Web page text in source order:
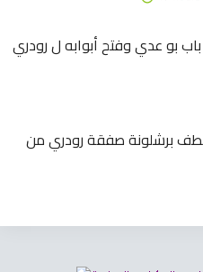
باب بو عدي وفتح أبوابه ل رودري
برشلونة صفقة رودري من